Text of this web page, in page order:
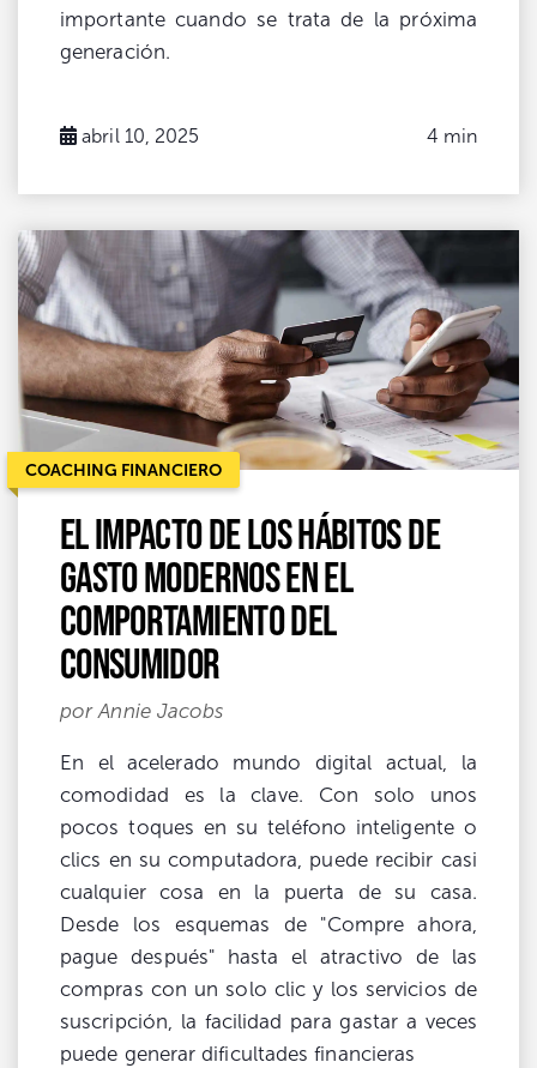
importante cuando se trata de la próxima
generación.
abril 10, 2025 4 min
COACHING FINANCIERO
El impacto de los hábitos de
gasto modernos en el
comportamiento del
consumidor
por Annie Jacobs
En el acelerado mundo digital actual, la
comodidad es la clave. Con solo unos
pocos toques en su teléfono inteligente o
clics en su computadora, puede recibir casi
cualquier cosa en la puerta de su casa.
Desde los esquemas de "Compre ahora,
pague después" hasta el atractivo de las
compras con un solo clic y los servicios de
suscripción, la facilidad para gastar a veces
puede generar dificultades financieras